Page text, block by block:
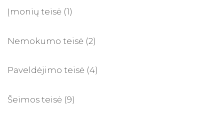
Įmonių teisė (1)
Nemokumo teisė (2)
Paveldėjimo teisė (4)
Šeimos teisė (9)